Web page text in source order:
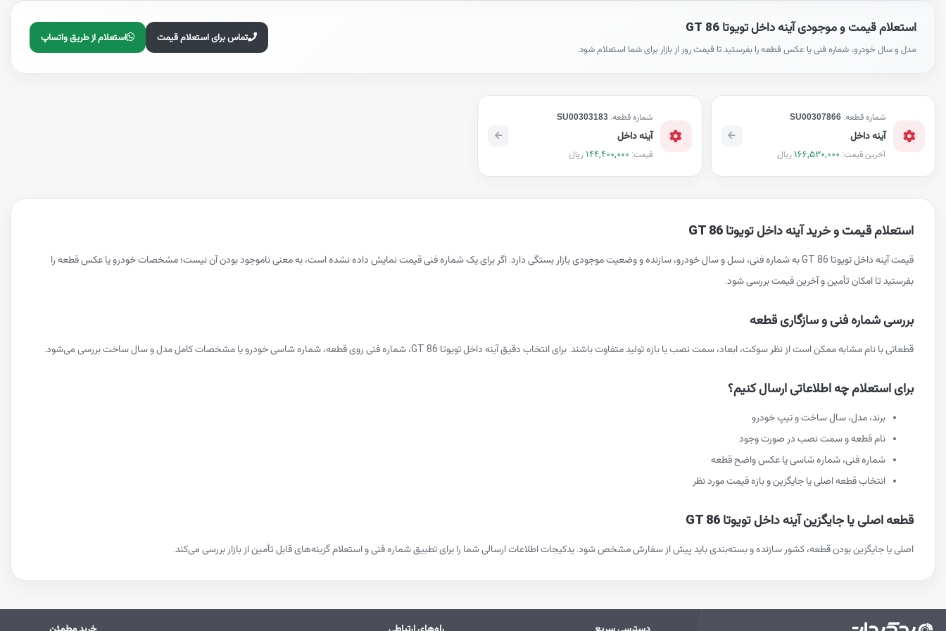
استعلام قیمت و موجودی آینه داخل تویوتا GT 86
مدل و سال خودرو، شماره فنی یا عکس قطعه را بفرستید تا قیمت روز از بازار برای شما استعلام شود.
تماس برای استعلام قیمت استعلام از طریق واتساپ
شماره قطعه: SU00307866
آینه داخل
آخرین قیمت: 166,530,000 ریال
شماره قطعه:SU00303183
آینه داخل
قیمت: 144,400,000 ریال
استعلام قیمت و خرید آینه داخل تویوتا GT 86
قیمت آینه داخل تویوتا GT 86 به شماره فنی، نسل و سال خودرو، سازنده و وضعیت موجودی بازار بستگی دارد. اگر برای یک شماره فنی قیمت نمایش داده نشده است، به معنی ناموجود بودن آن نیست؛ مشخصات خودرو یا عکس قطعه را
بفرستید تا امکان تأمین و آخرین قیمت بررسی شود.
بررسی شماره فنی و سازگاری قطعه
قطعاتی با نام مشابه ممکن است از نظر سوکت، ابعاد، سمت نصب یا بازه تولید متفاوت باشند. برای انتخاب دقیق آینه داخل تویوتا GT 86، شماره فنی روی قطعه، شماره شاسی خودرو یا مشخصات کامل مدل و سال ساخت بررسی می‌شود.
برای استعلام چه اطلاعاتی ارسال کنیم؟
برند، مدل، سال ساخت و تیپ خودرو
نام قطعه و سمت نصب در صورت وجود
شماره فنی، شماره شاسی یا عکس واضح قطعه
انتخاب قطعه اصلی یا جایگزین و بازه قیمت مورد نظر
قطعه اصلی یا جایگزین آینه داخل تویوتا GT 86
اصلی یا جایگزین بودن قطعه، کشور سازنده و بسته‌بندی باید پیش از سفارش مشخص شود. یدکیجات اطلاعات ارسالی شما را برای تطبیق شماره فنی و استعلام گزینه‌های قابل تأمین از بازار بررسی می‌کند.
دسترسی سریع راه‌های ارتباطی خرید مطمئن